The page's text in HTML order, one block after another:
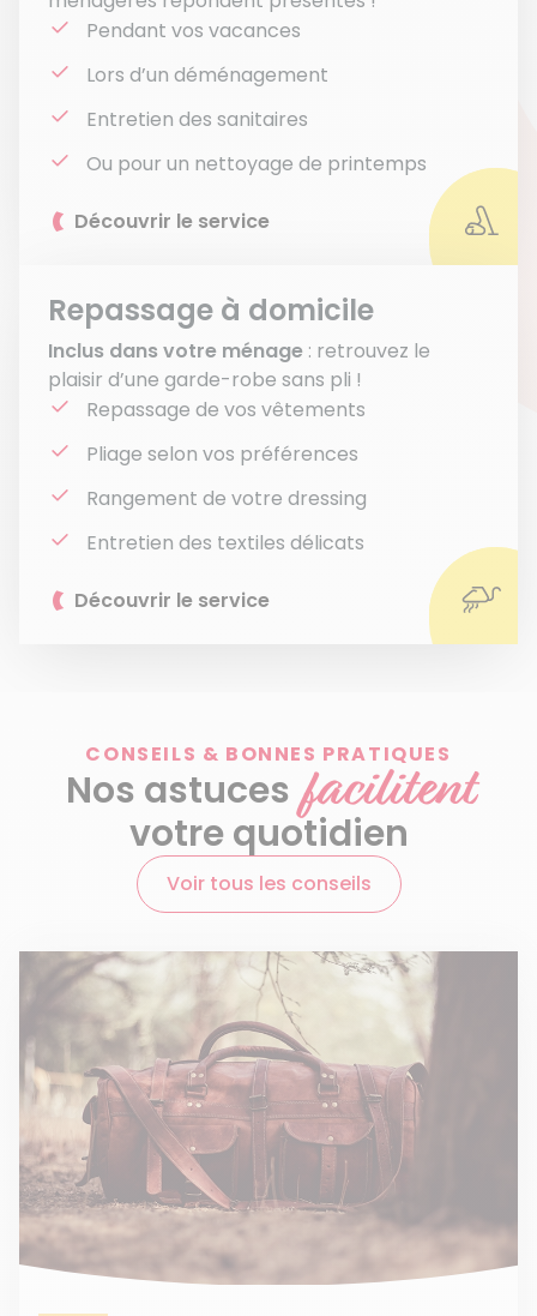
Pendant vos vacances
Lors d’un déménagement
Entretien des sanitaires
Ou pour un nettoyage de printemps
Découvrir le service
Repassage à domicile
Inclus dans votre ménage : retrouvez le
plaisir d’une garde-robe sans pli !
Repassage de vos vêtements
Pliage selon vos préférences
Rangement de votre dressing
Entretien des textiles délicats
Découvrir le service
CONSEILS & BONNES PRATIQUES
Nos astucesfacilitent
votre quotidien
Voir tous les conseils